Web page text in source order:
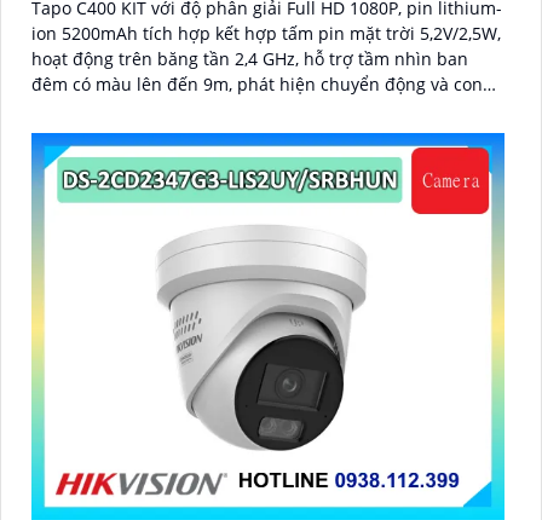
Tapo C400 KIT với độ phân giải Full HD 1080P, pin lithium-
ion 5200mAh tích hợp kết hợp tấm pin mặt trời 5,2V/2,5W,
hoạt động trên băng tần 2,4 GHz, hỗ trợ tầm nhìn ban
đêm có màu lên đến 9m, phát hiện chuyển động và con
lên đến 512GB